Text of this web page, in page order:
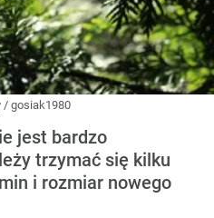
/ gosiak1980
jest bardzo
trzymać się kilku
i rozmiar nowego